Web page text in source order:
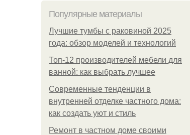
Популярные материалы
Лучшие тумбы с раковиной 2025
года: обзор моделей и технологий
Топ-12 производителей мебели для
ванной: как выбрать лучшее
Современные тенденции в
внутренней отделке частного дома:
как создать уют и стиль
Ремонт в частном доме своими